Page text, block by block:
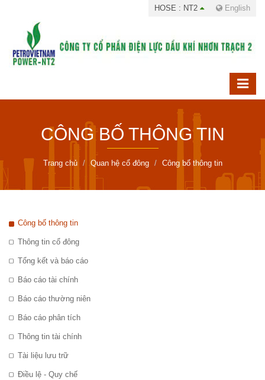
HOSE : NT2 English
CÔNG BỐ THÔNG TIN
Trang chủ Quan hệ cổ đông Công bố thông tin
Công bố thông tin
Thông tin cổ đông
Tổng kết và báo cáo
Báo cáo tài chính
Báo cáo thường niên
Báo cáo phân tích
Thông tin tài chính
Tài liệu lưu trữ
Điều lệ - Quy chế